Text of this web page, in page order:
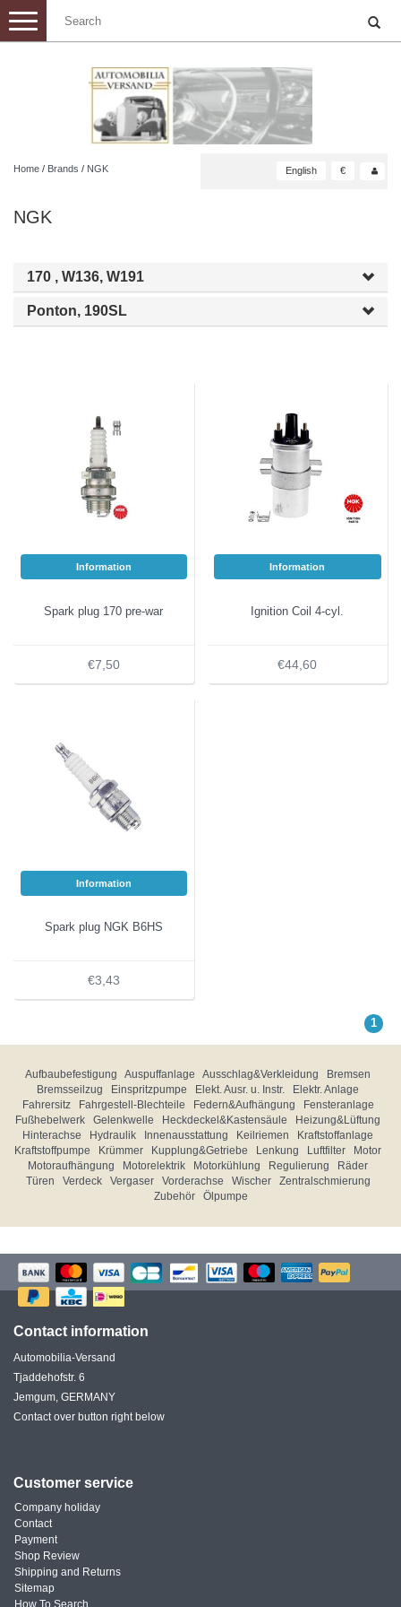
Toggle
navigation
Home / Brands / NGK English €
NGK
170 , W136, W191
Ponton, 190SL
Information
Spark plug 170 pre-war
€7,50
Information
Ignition Coil 4-cyl.
€44,60
Information
Spark plug NGK B6HS
€3,43
1
Aufbaubefestigung Auspuffanlage Ausschlag&Verkleidung
Bremsen
Bremsseilzug
Einspritzpumpe Elekt. Ausr. u. Instr.
Elektr. Anlage
Fahrersitz
Fahrgestell-Blechteile Federn&Aufhängung
Fensteranlage
Fußhebelwerk
Gelenkwelle Heckdeckel&Kastensäule
Heizung&Lüftung
Hinterachse
Hydraulik Innenausstattung Keilriemen
Kraftstoffanlage
Kraftstoffpumpe
Krümmer Kupplung&Getriebe Lenkung Luftfilter
Motor
Motoraufhängung
Motorelektrik Motorkühlung Regulierung
Räder
Türen
Verdeck Vergaser Vorderachse Wischer
Zentralschmierung
Zubehör
Ölpumpe
Contact information
Automobilia-Versand
Tjaddehofstr. 6
Jemgum, GERMANY
Contact over button right below
Customer service
Company holiday
Contact
Payment
Shop Review
Shipping and Returns
Sitemap
How To Search